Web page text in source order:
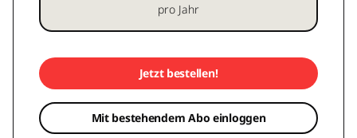
pro Jahr
Jetzt bestellen!
Mit bestehendem Abo einloggen